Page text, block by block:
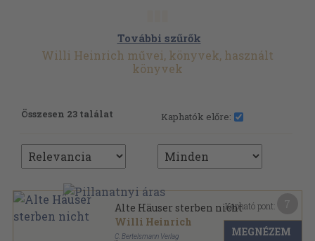
További szűrők
Willi Heinrich művei, könyvek, használt
könyvek
Összesen 23 találat Kaphatók előre:
Alte Häuser sterben nicht
Willi Heinrich
C. Bertelsmann Verlag
Kapható pont:
MEGNÉZEM